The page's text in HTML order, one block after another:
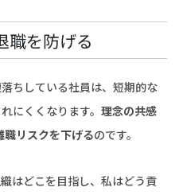
職を防げる
ちしている社員は、短期的な
にくくなります。 理念の共感
リスクを下げるのです。
はどこを目指し、私はどう貢